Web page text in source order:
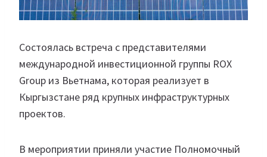
Состоялась встреча с представителями
международной инвестиционной группы ROX
Group из Вьетнама, которая реализует в
Кыргызстане ряд крупных инфраструктурных
проектов.
В мероприятии приняли участие Полномочный